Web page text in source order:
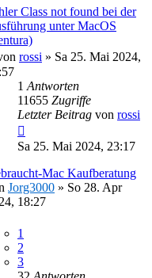
Class not found bei der
unter MacOS
rossi » Sa 25. Mai 2024,
1 Antworten
11655 Zugriffe
Letzter Beitrag von rossi
Sa 25. Mai 2024, 23:17
Mac Kaufberatung
Jorg3000 » So 28. Apr
18:27
1
2
3